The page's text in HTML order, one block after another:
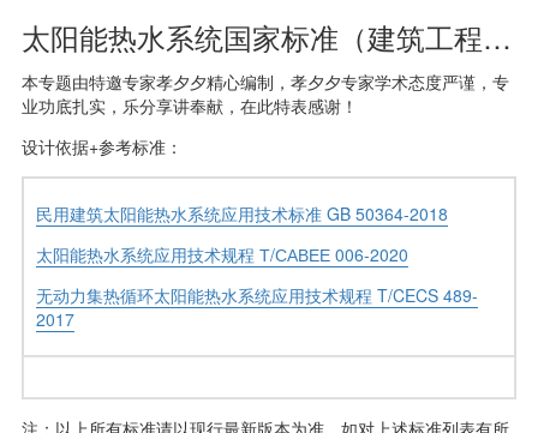
太阳能热水系统国家标准（建筑工程-水暖专业）
本专题由特邀专家孝夕夕精心编制，孝夕夕专家学术态度严谨，专
业功底扎实，乐分享讲奉献，在此特表感谢！
设计依据+参考标准：
民用建筑太阳能热水系统应用技术标准 GB 50364-2018
太阳能热水系统应用技术规程 Т/САВЕЕ 006-2020
无动力集热循环太阳能热水系统应用技术规程 T/CECS 489-
2017
注：以上所有标准请以现行最新版本为准。如对上述标准列表有所